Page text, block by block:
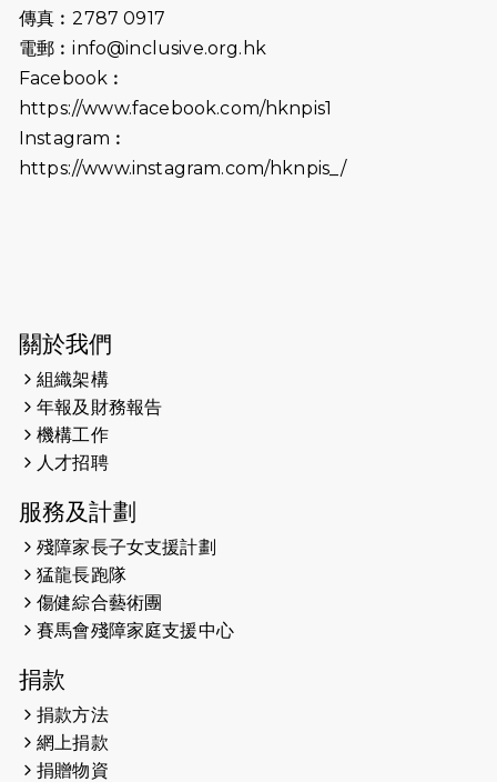
2026-06-25
（19:00開始）
2026-06-18
猛龍長跑隊恆常練習 - 6月18日
2026-06-11
猛龍長跑隊恆常練習 - 6月11日（19:00
2026-05-22
2026-05-21
2026-05-14
（19:00開始）
2026-05-07
開始）
2026-04-30
2026-04-25
傳真︰2787 0917
電郵︰info@inclusive.org.hk
Facebook︰
https://www.facebook.com/hknpis1
Instagram︰
https://www.instagram.com/hknpis_/
關於我們
組織架構
年報及財務報告
機構工作
人才招聘
服務及計劃
殘障家長子女支援計劃
猛龍長跑隊
傷健綜合藝術團
賽馬會殘障家庭支援中心
捐款
捐款方法
網上捐款
捐贈物資